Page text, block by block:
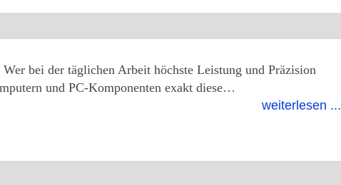
bei der täglichen Arbeit höchste Leistung und Präzision
und PC-Komponenten exakt diese…
weiterlesen ...